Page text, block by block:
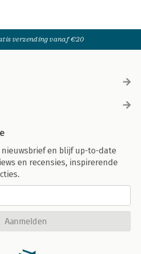
verzending vanaf €20
en blijf up-to-date
en recensies, inspirerende
Aanmelden